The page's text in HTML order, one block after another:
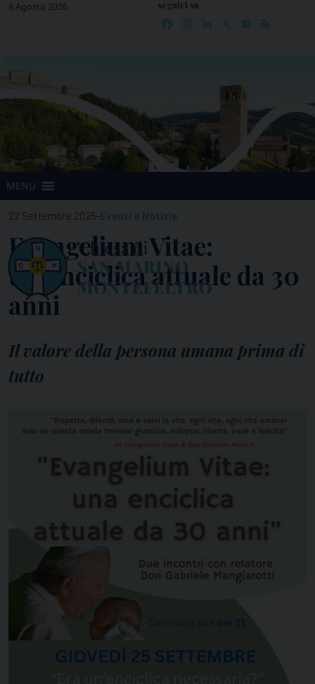
Skip8 Agosto 2026 seguici su
Facebook
Instagram
LinkedIn YouTube
MENU
22 Settembre 2025-Eventi e Notizie
Evangelium Vitae:
un’Enciclica attuale da 30
anni
Il valore della persona umana prima di
tutto